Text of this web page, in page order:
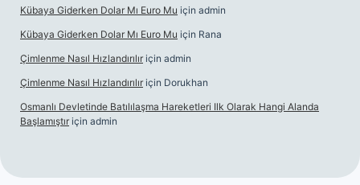
Kübaya Giderken Dolar Mı Euro Mu için admin
Kübaya Giderken Dolar Mı Euro Mu için Rana
Çimlenme Nasıl Hızlandırılır için admin
Çimlenme Nasıl Hızlandırılır için Dorukhan
Osmanlı Devletinde Batılılaşma Hareketleri Ilk Olarak Hangi Alanda
Başlamıştır için admin